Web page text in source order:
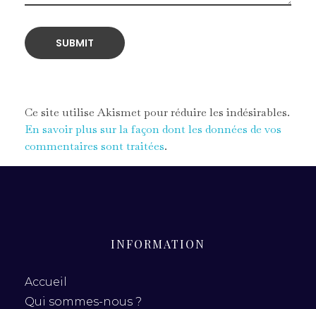
Ce site utilise Akismet pour réduire les indésirables.
En savoir plus sur la façon dont les données de vos
commentaires sont traitées.
INFORMATION
Accueil
Qui sommes-nous ?